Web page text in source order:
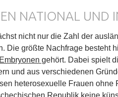
NATIONAL UND
nicht nur die Zahl der
Die größte Nachfrage besteht
gehört. Dabei spielt
und aus verschiedenen
heterosexuelle Frauen ohne
Republik keine